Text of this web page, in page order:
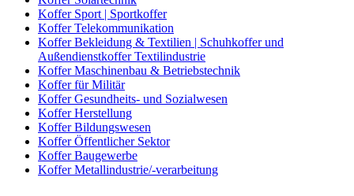
Koffer Sport | Sportkoffer
Koffer Telekommunikation
Koffer Bekleidung & Textilien | Schuhkoffer und
Außendienstkoffer Textilindustrie
Koffer Maschinenbau & Betriebstechnik
Koffer für Militär
Koffer Gesundheits- und Sozialwesen
Koffer Herstellung
Koffer Bildungswesen
Koffer Öffentlicher Sektor
Koffer Baugewerbe
Koffer Metallindustrie/-verarbeitung